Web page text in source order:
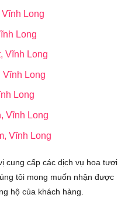
Long
Long
Vĩnh Long
Vĩnh Long
Long
Vĩnh Long
Vĩnh Long
cung cấp các dịch vụ hoa tươi
tôi mong muốn nhận được
hộ của khách hàng.